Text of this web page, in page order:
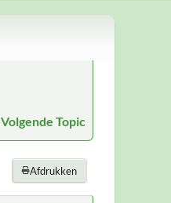
Volgende Topic
Afdrukken